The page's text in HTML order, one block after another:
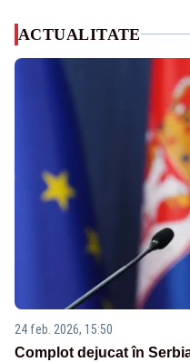
ACTUALITATE
24 feb. 2026, 15:50
Complot dejucat în